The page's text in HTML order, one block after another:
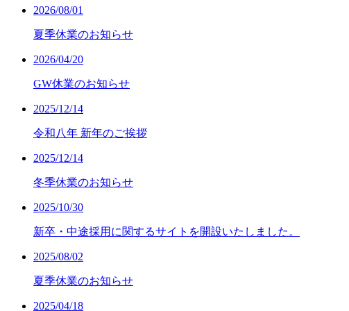
2026/08/01
夏季休業のお知らせ
2026/04/20
GW休業のお知らせ
2025/12/14
令和八年 新年のご挨拶
2025/12/14
冬季休業のお知らせ
2025/10/30
新卒・中途採用に関するサイトを開設いたしました。
2025/08/02
夏季休業のお知らせ
2025/04/18